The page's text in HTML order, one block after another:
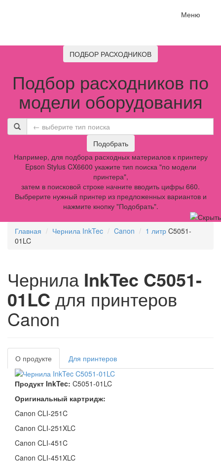
Меню
ПОДБОР РАСХОДНИКОВ
Подбор расходников по
модели оборудования
Подобрать
Например, для подбора расходных материалов к принтеру
Epson Stylus CX6600 укажите тип поиска "по модели
принтера",
затем в поисковой строке начните вводить цифры 660.
Выбрерите нужный принтер из предложенных вариантов и
нажмите кнопку "Подобрать".
Главная Чернила InkTec Canon 1 литр C5051-
01LC
Чернила InkTec C5051-
01LC для принтеров
Canon
О продукте Для принтеров
Продукт InkTec: C5051-01LC
Оригинальный картридж:
Canon CLI-251C
Canon CLI-251XLC
Canon CLI-451C
Canon CLI-451XLC